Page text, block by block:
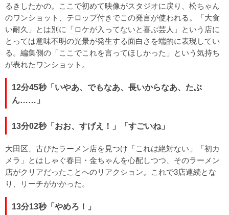
るきしたかの。ここで初めて映像がスタジオに戻り、松ちゃん
のワンショット、テロップ付きでこの発言が使われる。「大食
い耐久」とは別に「ロケが入ってないと喜ぶ芸人」という店に
とっては意味不明の光景が発生する面白さを端的に表現してい
る。編集側の「ここでこれを言ってほしかった」という気持ち
が表れたワンショット。
12分45秒「いやあ、でもなあ、長いからなあ、たぶ
ん……」
13分02秒「おお、すげえ！」「すごいね」
大田区、古びたラーメン店を見つけ「これは絶対ない」「初カ
メラ」とはしゃぐ春日・金ちゃんを心配しつつ、そのラーメン
店がクリアだったことへのリアクション。これで3店連続とな
り、リーチがかかった。
13分13秒「やめろ！」